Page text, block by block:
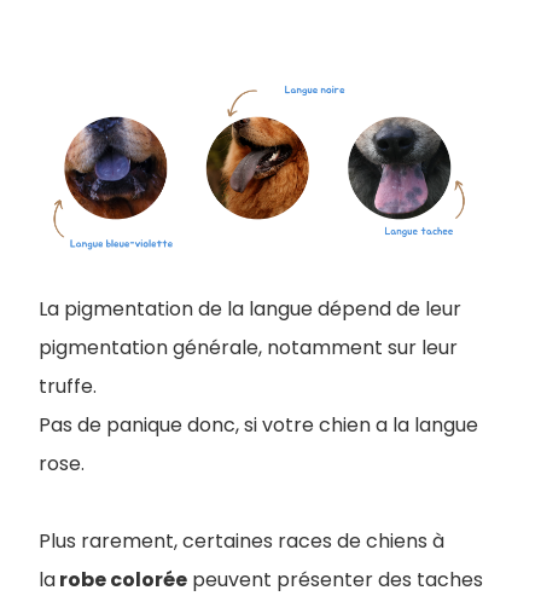
La pigmentation de la langue dépend de leur
pigmentation générale, notamment sur leur
truffe.
Pas de panique donc, si votre chien a la langue
rose.
Plus rarement, certaines races de chiens à
larobe colorée peuvent présenter des taches